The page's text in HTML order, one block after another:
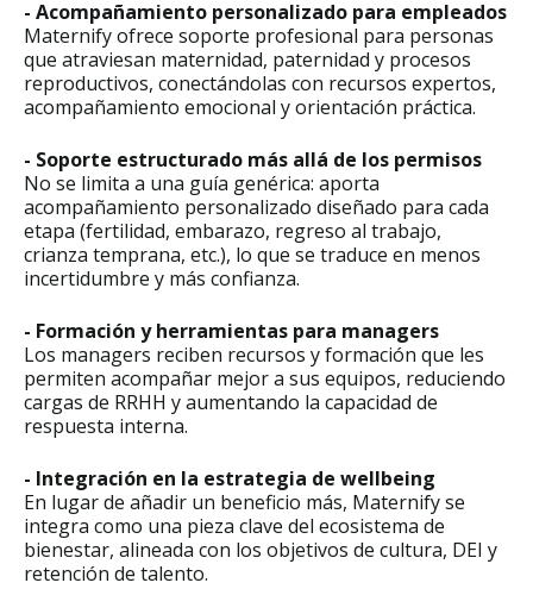
- Acompañamiento personalizado para empleados
Maternify ofrece soporte profesional para personas
que atraviesan maternidad, paternidad y procesos
reproductivos, conectándolas con recursos expertos,
acompañamiento emocional y orientación práctica.
- Soporte estructurado más allá de los permisos
No se limita a una guía genérica: aporta
acompañamiento personalizado diseñado para cada
etapa (fertilidad, embarazo, regreso al trabajo,
crianza temprana, etc.), lo que se traduce en menos
incertidumbre y más confianza.
- Formación y herramientas para managers
Los managers reciben recursos y formación que les
permiten acompañar mejor a sus equipos, reduciendo
cargas de RRHH y aumentando la capacidad de
respuesta interna.
- Integración en la estrategia de wellbeing
En lugar de añadir un beneficio más, Maternify se
integra como una pieza clave del ecosistema de
bienestar, alineada con los objetivos de cultura, DEI y
retención de talento.